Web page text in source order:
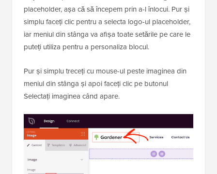
placeholder, așa că să începem prin a-l înlocui. Pur și
simplu faceți clic pentru a selecta logo-ul placeholder,
iar meniul din stânga va afișa toate setările pe care le
puteți utiliza pentru a personaliza blocul.
Pur și simplu treceți cu mouse-ul peste imaginea din
meniul din stânga și apoi faceți clic pe butonul
Selectați imaginea când apare.